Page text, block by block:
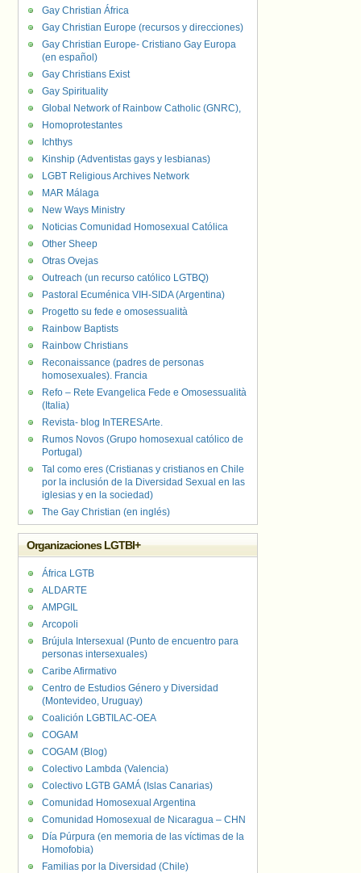
Gay Christian África
Gay Christian Europe (recursos y direcciones)
Gay Christian Europe- Cristiano Gay Europa
(en español)
Gay Christians Exist
Gay Spirituality
Global Network of Rainbow Catholic (GNRC),
Homoprotestantes
Ichthys
Kinship (Adventistas gays y lesbianas)
LGBT Religious Archives Network
MAR Málaga
New Ways Ministry
Noticias Comunidad Homosexual Católica
Other Sheep
Otras Ovejas
Outreach (un recurso católico LGTBQ)
Pastoral Ecuménica VIH-SIDA (Argentina)
Progetto su fede e omosessualità
Rainbow Baptists
Rainbow Christians
Reconaissance (padres de personas
homosexuales). Francia
Refo – Rete Evangelica Fede e Omosessualità
(Italia)
Revista- blog InTERESArte.
Rumos Novos (Grupo homosexual católico de
Portugal)
Tal como eres (Cristianas y cristianos en Chile
por la inclusión de la Diversidad Sexual en las
iglesias y en la sociedad)
The Gay Christian (en inglés)
Organizaciones LGTBI+
África LGTB
ALDARTE
AMPGIL
Arcopoli
Brújula Intersexual (Punto de encuentro para
personas intersexuales)
Caribe Afirmativo
Centro de Estudios Género y Diversidad
(Montevideo, Uruguay)
Coalición LGBTILAC-OEA
COGAM
COGAM (Blog)
Colectivo Lambda (Valencia)
Colectivo LGTB GAMÁ (Islas Canarias)
Comunidad Homosexual Argentina
Comunidad Homosexual de Nicaragua – CHN
Día Púrpura (en memoria de las víctimas de la
Homofobia)
Familias por la Diversidad (Chile)